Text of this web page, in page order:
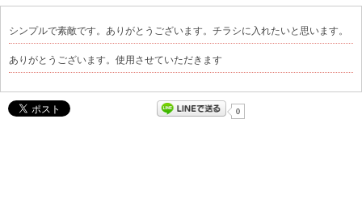
シンプルで素敵です。ありがとうございます。チラシに入れたいと思います。
ありがとうございます。使用させていただきます
0